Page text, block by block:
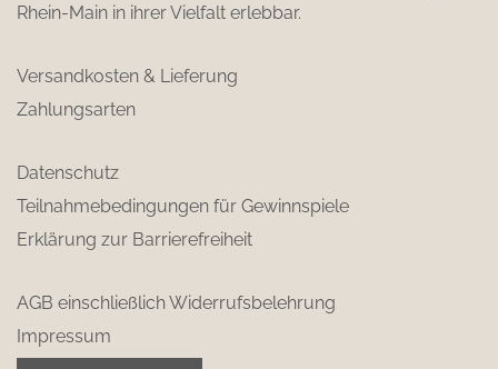
Rhein-Main in ihrer Vielfalt erlebbar.
Versandkosten & Lieferung
Zahlungsarten
Datenschutz
Teilnahmebedingungen für Gewinnspiele
Erklärung zur Barrierefreiheit
AGB einschließlich Widerrufsbelehrung
Impressum